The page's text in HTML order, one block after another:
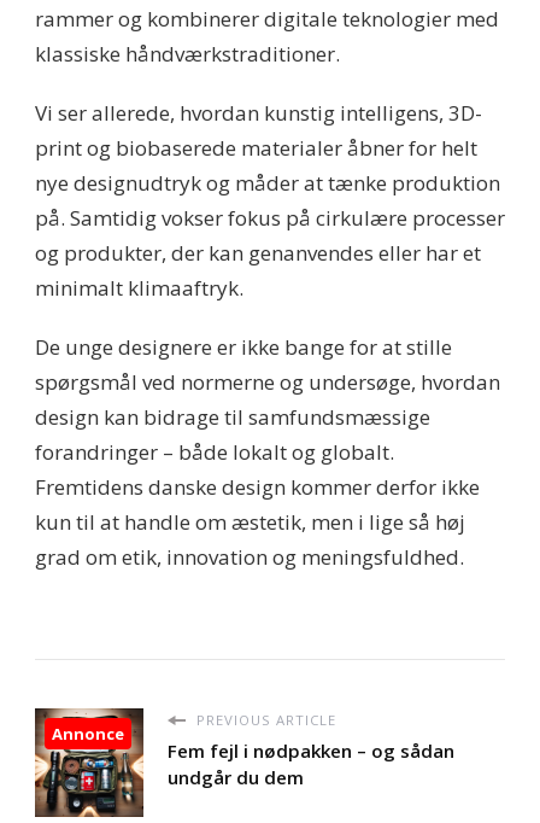
rammer og kombinerer digitale teknologier med
klassiske håndværkstraditioner.
Vi ser allerede, hvordan kunstig intelligens, 3D-
print og biobaserede materialer åbner for helt
nye designudtryk og måder at tænke produktion
på. Samtidig vokser fokus på cirkulære processer
og produkter, der kan genanvendes eller har et
minimalt klimaaftryk.
De unge designere er ikke bange for at stille
spørgsmål ved normerne og undersøge, hvordan
design kan bidrage til samfundsmæssige
forandringer – både lokalt og globalt.
Fremtidens danske design kommer derfor ikke
kun til at handle om æstetik, men i lige så høj
grad om etik, innovation og meningsfuldhed.
PREVIOUS ARTICLE
Fem fejl i nødpakken – og sådan
undgår du dem
Annonce